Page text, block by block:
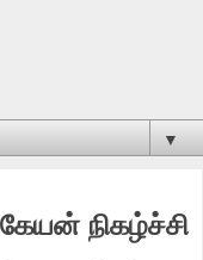
▼
நிகழ்ச்சி